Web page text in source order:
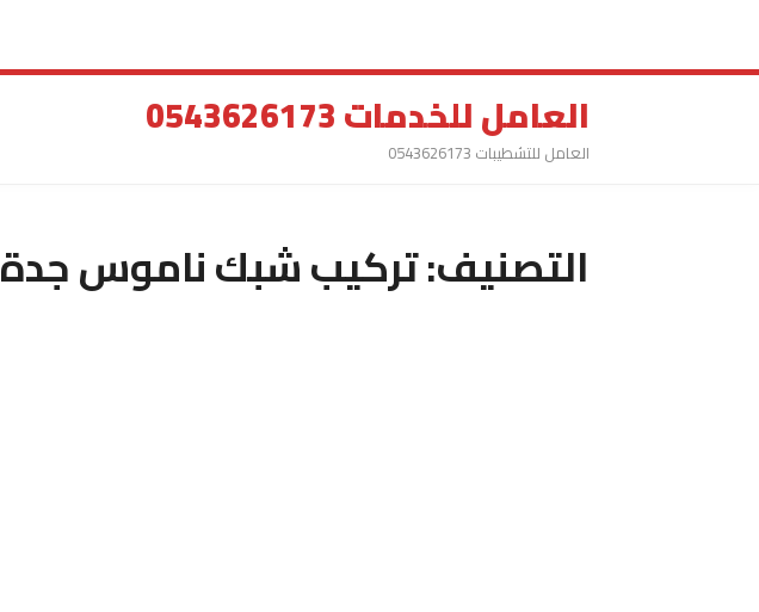
العامل للخدمات 0543626173
العامل للتشطيبات 0543626173
التصنيف:تركيب شبك ناموس جدة